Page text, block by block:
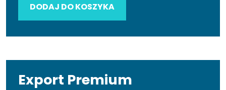
DODAJ DO KOSZYKA
Export Premium